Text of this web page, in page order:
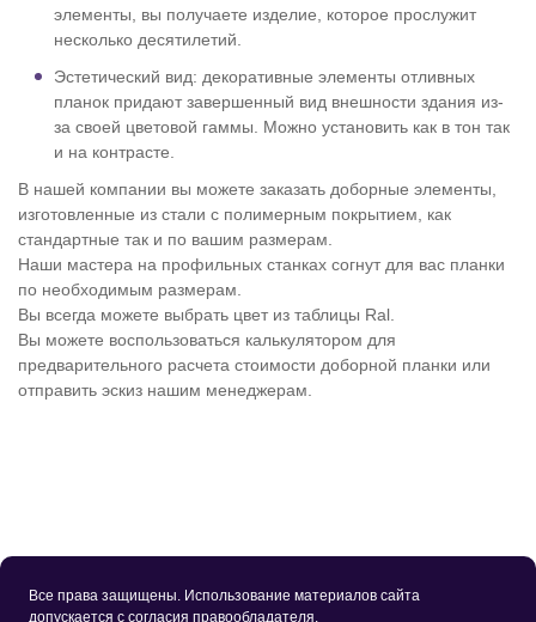
элементы, вы получаете изделие, которое прослужит
несколько десятилетий.
Эстетический вид: декоративные элементы отливных
планок придают завершенный вид внешности здания из-
за своей цветовой гаммы. Можно установить как в тон так
и на контрасте.
В нашей компании вы можете заказать доборные элементы,
изготовленные из стали с полимерным покрытием, как
стандартные так и по вашим размерам.
Наши мастера на профильных станках согнут для вас планки
по необходимым размерам.
Вы всегда можете выбрать цвет из таблицы Ral.
Вы можете воспользоваться калькулятором для
предварительного расчета стоимости доборной планки или
отправить эскиз нашим менеджерам.
Все права защищены. Использование материалов сайта
допускается с согласия правообладателя.